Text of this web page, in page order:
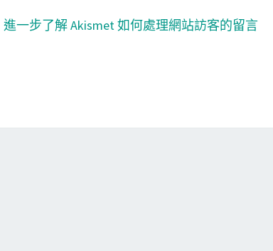
進一步了解 Akismet 如何處理網站訪客的留言